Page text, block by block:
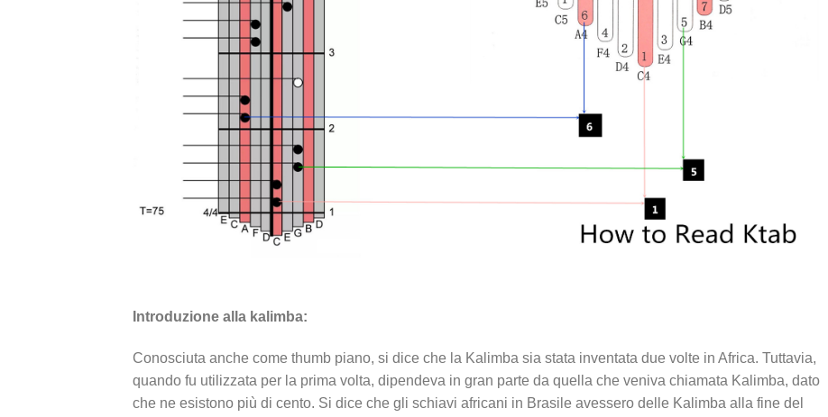
Introduzione alla kalimba:
Conosciuta anche come thumb piano, si dice che la Kalimba sia stata inventata due volte in Africa. Tuttavia,
quando fu utilizzata per la prima volta, dipendeva in gran parte da quella che veniva chiamata Kalimba, dato
che ne esistono più di cento. Si dice che gli schiavi africani in Brasile avessero delle Kalimba alla fine del